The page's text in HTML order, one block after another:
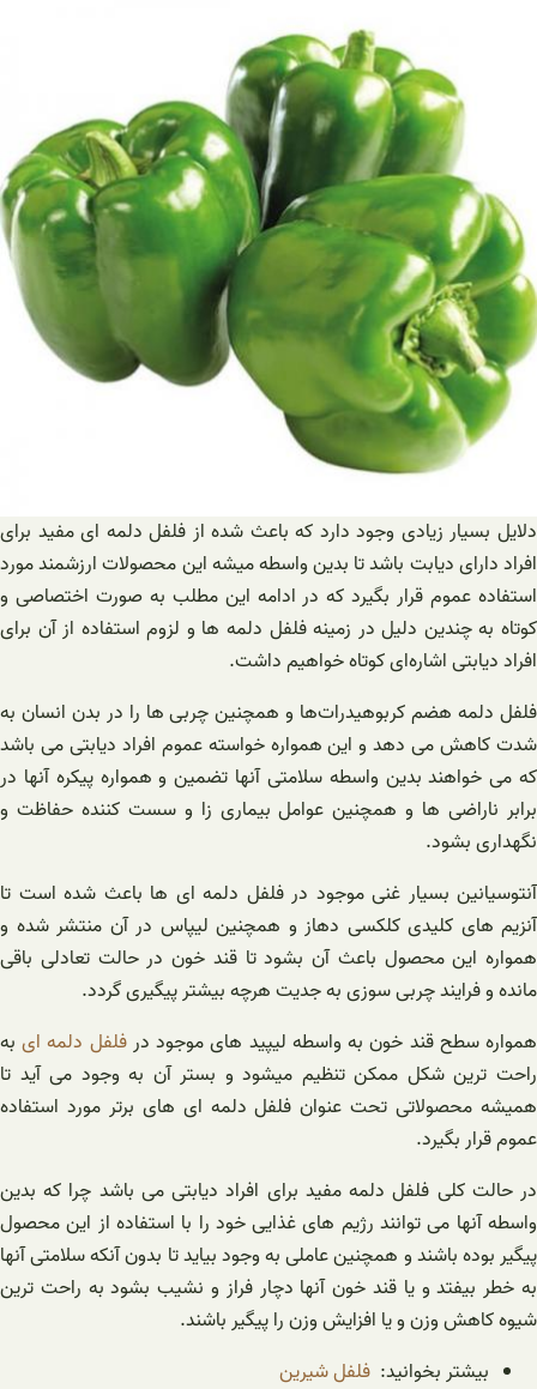
دلایل بسیار زیادی وجود دارد که باعث شده از فلفل دلمه ای مفید برای
افراد دارای دیابت باشد تا بدین واسطه میشه این محصولات ارزشمند مورد
استفاده عموم قرار بگیرد که در ادامه این مطلب به صورت اختصاصی و
کوتاه به چندین دلیل در زمینه فلفل دلمه ها و لزوم استفاده از آن برای
افراد دیابتی اشاره‌ای کوتاه خواهیم داشت.
فلفل دلمه هضم کربوهیدرات‌ها و همچنین چربی ها را در بدن انسان به
شدت کاهش می دهد و این همواره خواسته عموم افراد دیابتی می باشد
که می خواهند بدین واسطه سلامتی آنها تضمین و همواره پیکره آنها در
برابر ناراضی ها و همچنین عوامل بیماری زا و سست کننده حفاظت و
نگهداری بشود.
آنتوسیانین بسیار غنی موجود در فلفل دلمه ای ها باعث شده است تا
آنزیم های کلیدی کلکسی دهاز و همچنین لیپاس در آن منتشر شده و
همواره این محصول باعث آن بشود تا قند خون در حالت تعادلی باقی
مانده و فرایند چربی سوزی به جدیت هرچه بیشتر پیگیری گردد.
همواره سطح قند خون به واسطه لیپید های موجود درفلفل دلمه ایبه
راحت ترین شکل ممکن تنظیم میشود و بستر آن به وجود می آید تا
همیشه محصولاتی تحت عنوان فلفل دلمه ای های برتر مورد استفاده
عموم قرار بگیرد.
در حالت کلی فلفل دلمه مفید برای افراد دیابتی می باشد چرا که بدین
واسطه آنها می توانند رژیم های غذایی خود را با استفاده از این محصول
پیگیر بوده باشند و همچنین عاملی به وجود بیاید تا بدون آنکه سلامتی آنها
به خطر بیفتد و یا قند خون آنها دچار فراز و نشیب بشود به راحت ترین
شیوه کاهش وزن و یا افزایش وزن را پیگیر باشند.
بیشتر بخوانید: فلفل شیرین